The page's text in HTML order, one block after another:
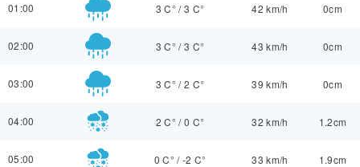
01:00 3 C° /3 C° 42 km/h 0cm
02:00 3 C° /3 C° 43 km/h 0cm
03:00 3 C° /2 C° 39 km/h 0cm
04:00 2 C° /0 C° 32 km/h 1.2cm
05:00 0 C° / -2 C° 33 km/h 1.9cm